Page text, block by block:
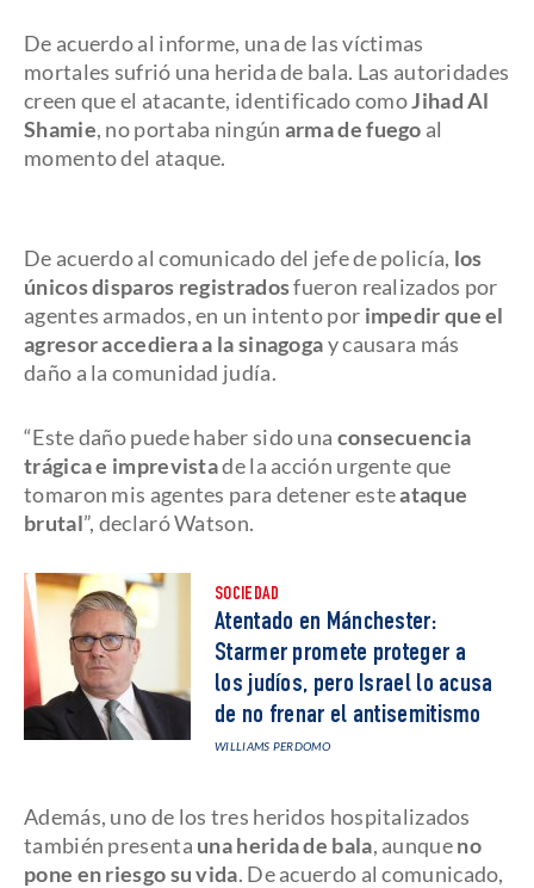
De acuerdo al informe, una de las víctimas
mortales sufrió una herida de bala. Las autoridades
creen que el atacante, identificado comoJihad Al
Shamie, no portaba ningún arma de fuego al
momento del ataque.
De acuerdo al comunicado del jefe de policía, los
únicos disparos registradosfueron realizados por
agentes armados, en un intento por impedir que el
agresor accediera a la sinagogay causara más
daño a la comunidad judía.
“Este daño puede haber sido una consecuencia
trágica e imprevistade la acción urgente que
tomaron mis agentes para detener esteataque
brutal”, declaró Watson.
SOCIEDAD
Atentado en Mánchester:
Starmer promete proteger a
los judíos, pero Israel lo acusa
de no frenar el antisemitismo
WILLIAMS PERDOMO
Además, uno de los tres heridos hospitalizados
también presenta una herida de bala, aunqueno
pone en riesgo su vida. De acuerdo al comunicado,